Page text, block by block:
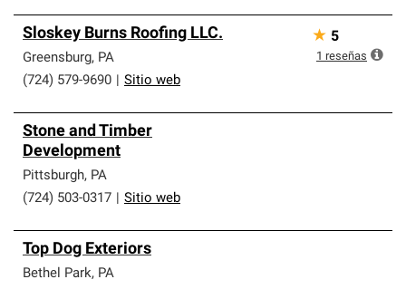
Sloskey Burns Roofing LLC.
Greensburg, PA
(724) 579-9690
Sitio web
★ 5
1 reseñas
Stone and Timber
Development
Pittsburgh, PA
(724) 503-0317
Sitio web
Top Dog Exteriors
Bethel Park, PA